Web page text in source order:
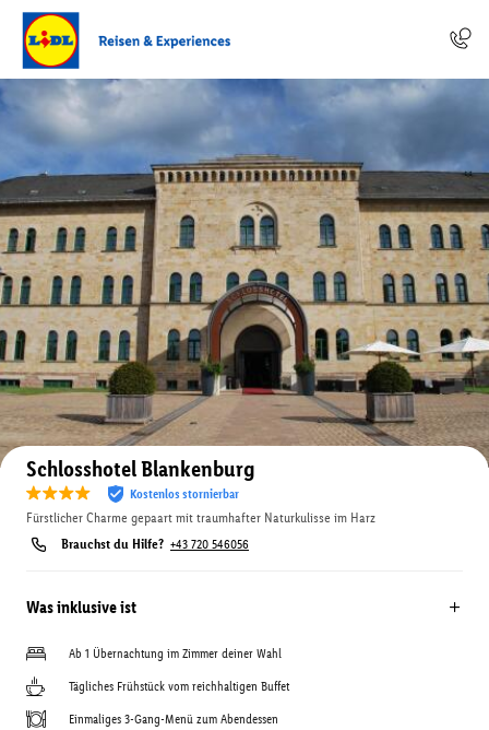
Auf der Karte anzeigen
Schlosshotel Blankenburg
Kostenlos stornierbar
Fürstlicher Charme gepaart mit traumhafter Naturkulisse im Harz
Brauchst du Hilfe? +43 720 546056
Was inklusive ist
Ab 1 Übernachtung im Zimmer deiner Wahl
Tägliches Frühstück vom reichhaltigen Buffet
Einmaliges 3-Gang-Menü zum Abendessen